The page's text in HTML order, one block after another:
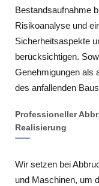
Bestandsaufnahme
Risikoanalyse und
Sicherheitsaspekte
berücksichtigen.
Genehmigungen als
des anfallenden
Professioneller
Realisierung
Wir setzen bei
und Maschinen, um